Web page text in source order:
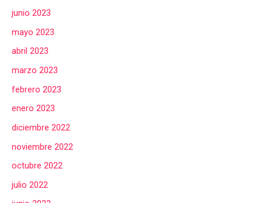
junio 2023
mayo 2023
abril 2023
marzo 2023
febrero 2023
enero 2023
diciembre 2022
noviembre 2022
octubre 2022
julio 2022